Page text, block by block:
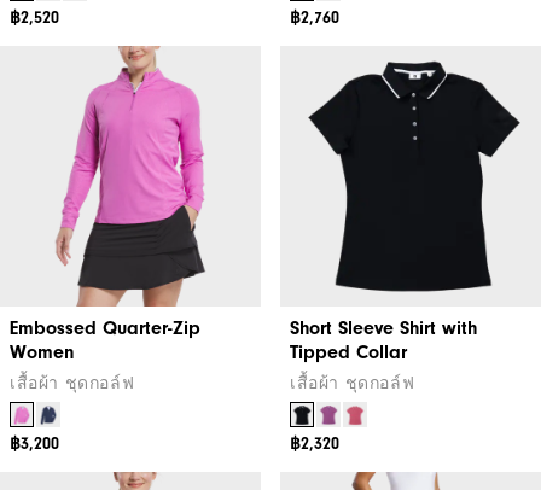
฿2,520 ฿2,760
Embossed Quarter-Zip
Women
เสื้อผ้า ชุดกอล์ฟ
฿3,200
Short Sleeve Shirt with
Tipped Collar
เสื้อผ้า ชุดกอล์ฟ
฿2,320